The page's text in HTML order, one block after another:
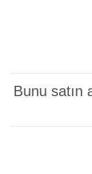
Bunu satın